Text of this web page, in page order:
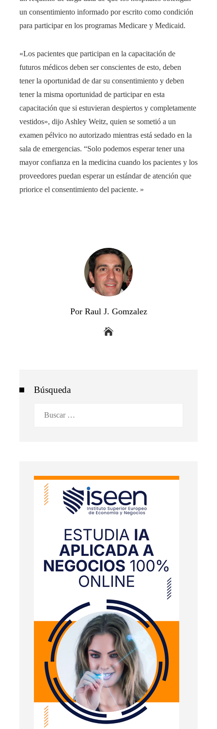
un consentimiento informado por escrito como condición
para participar en los programas Medicare y Medicaid.
«Los pacientes que participan en la capacitación de
futuros médicos deben ser conscientes de esto, deben
tener la oportunidad de dar su consentimiento y deben
tener la misma oportunidad de participar en esta
capacitación que si estuvieran despiertos y completamente
vestidos», dijo Ashley Weitz, quien se sometió a un
examen pélvico no autorizado mientras está sedado en la
sala de emergencias. “Solo podemos esperar tener una
mayor confianza en la medicina cuando los pacientes y los
proveedores puedan esperar un estándar de atención que
priorice el consentimiento del paciente. »
Por Raul J. Gomzalez
Búsqueda